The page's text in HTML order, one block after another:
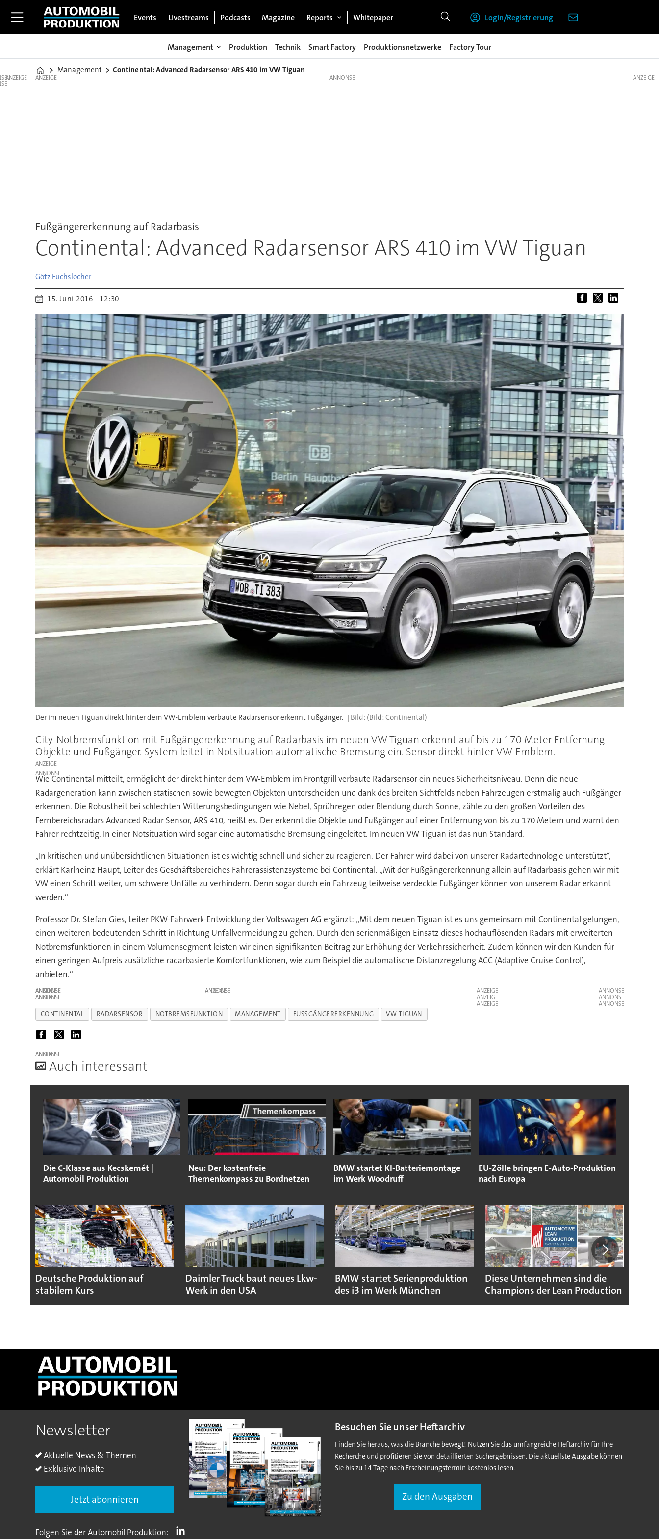
Events Livestreams Podcasts Magazine Reports Whitepaper Login/Registrierung
Management Produktion Technik Smart Factory Produktionsnetzwerke Factory Tour
Home
Management Continental: Advanced Radarsensor ARS 410 im VW Tiguan
ANZEIGE ANZEIGE
Fußgängererkennung auf Radarbasis
Continental: Advanced Radarsensor ARS 410 im VW Tiguan
Götz Fuchslocher
15. Juni 2016 - 12:30
Der im neuen Tiguan direkt hinter dem VW-Emblem verbaute Radarsensor erkennt Fußgänger. (Bild: Continental)
City-Notbremsfunktion mit Fußgängererkennung auf Radarbasis im neuen VW Tiguan erkennt auf bis zu 170 Meter Entfernung
Objekte und Fußgänger. System leitet in Notsituation automatische Bremsung ein. Sensor direkt hinter VW-Emblem.
ANZEIGE
Wie Continental mitteilt, ermöglicht der direkt hinter dem VW-Emblem im Frontgrill verbaute Radarsensor ein neues Sicherheitsniveau. Denn die neue
Radargeneration kann zwischen statischen sowie bewegten Objekten unterscheiden und dank des breiten Sichtfelds neben Fahrzeugen erstmalig auch Fußgänger
erkennen. Die Robustheit bei schlechten Witterungsbedingungen wie Nebel, Sprühregen oder Blendung durch Sonne, zähle zu den großen Vorteilen des
Fernbereichsradars Advanced Radar Sensor, ARS 410, heißt es. Der erkennt die Objekte und Fußgänger auf einer Entfernung von bis zu 170 Metern und warnt den
Fahrer rechtzeitig. In einer Notsituation wird sogar eine automatische Bremsung eingeleitet. Im neuen VW Tiguan ist das nun Standard.
„In kritischen und unübersichtlichen Situationen ist es wichtig schnell und sicher zu reagieren. Der Fahrer wird dabei von unserer Radartechnologie unterstützt“,
erklärt Karlheinz Haupt, Leiter des Geschäftsbereiches Fahrerassistenzsysteme bei Continental. „Mit der Fußgängererkennung allein auf Radarbasis gehen wir mit
VW einen Schritt weiter, um schwere Unfälle zu verhindern. Denn sogar durch ein Fahrzeug teilweise verdeckte Fußgänger können von unserem Radar erkannt
werden.“
Professor Dr. Stefan Gies, Leiter PKW-Fahrwerk-Entwicklung der Volkswagen AG ergänzt: „Mit dem neuen Tiguan ist es uns gemeinsam mit Continental gelungen,
einen weiteren bedeutenden Schritt in Richtung Unfallvermeidung zu gehen. Durch den serienmäßigen Einsatz dieses hochauflösenden Radars mit erweiterten
Notbremsfunktionen in einem Volumensegment leisten wir einen signifikanten Beitrag zur Erhöhung der Verkehrssicherheit. Zudem können wir den Kunden für
einen geringen Aufpreis zusätzliche radarbasierte Komfortfunktionen, wie zum Beispiel die automatische Distanzregelung ACC (Adaptive Cruise Control),
anbieten.“
ANZEIGE ANZEIGE
ANZEIGE
ANZEIGE
ANZEIGE
ANZEIGE
CONTINENTAL RADARSENSOR NOTBREMSFUNKTION MANAGEMENT FUSSGÄNGERERKENNUNG VW TIGUAN
ANZEIGE
Auch interessant
Die C-Klasse aus Kecskemét |
Automobil Produktion
Neu: Der kostenfreie
Themenkompass zu Bordnetzen
BMW startet KI-Batteriemontage
im Werk Woodruff
EU-Zölle bringen E-Auto-Produktion
nach Europa
Deutsche Produktion auf
stabilem Kurs
Daimler Truck baut neues Lkw-
Werk in den USA
BMW startet Serienproduktion
des i3 im Werk München
Diese Unternehmen sind die
Champions der Lean Production
ANZEIGE
Newsletter
Aktuelle News & Themen
Exklusive Inhalte
Jetzt abonnieren
Besuchen Sie unser Heftarchiv
Finden Sie heraus, was die Branche bewegt! Nutzen Sie das umfangreiche Heftarchiv für Ihre
Recherche und profitieren Sie von detaillierten Suchergebnissen. Die aktuellste Ausgabe können
Sie bis zu 14 Tage nach Erscheinungstermin kostenlos lesen.
Zu den Ausgaben
Folgen Sie der Automobil Produktion: